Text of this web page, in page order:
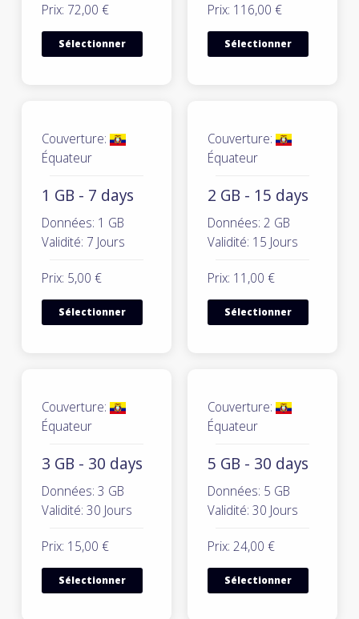
Prix: 72,00 €
Sélectionner
Prix: 116,00 €
Sélectionner
Couverture:
Équateur
1 GB - 7 days
Données: 1 GB
Validité: 7 Jours
Prix: 5,00 €
Sélectionner
Couverture:
Équateur
2 GB - 15 days
Données: 2 GB
Validité: 15 Jours
Prix: 11,00 €
Sélectionner
Couverture:
Équateur
3 GB - 30 days
Données: 3 GB
Validité: 30 Jours
Prix: 15,00 €
Sélectionner
Couverture:
Équateur
5 GB - 30 days
Données: 5 GB
Validité: 30 Jours
Prix: 24,00 €
Sélectionner